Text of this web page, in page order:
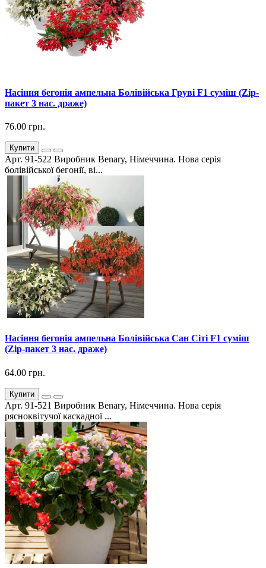
Насіння бегонія ампельна Болівійська Груві F1 суміш (Zip-
пакет 3 нас. драже)
76.00 грн.
Купити
Арт. 91-522 Виробник Benary, Німеччина. Нова серія
болівійської бегонії, ві...
Насіння бегонія ампельна Болівійська Сан Сіті F1 суміш
(Zip-пакет 3 нас. драже)
64.00 грн.
Купити
Арт. 91-521 Виробник Benary, Німеччина. Нова серія
рясноквітучої каскадної ...